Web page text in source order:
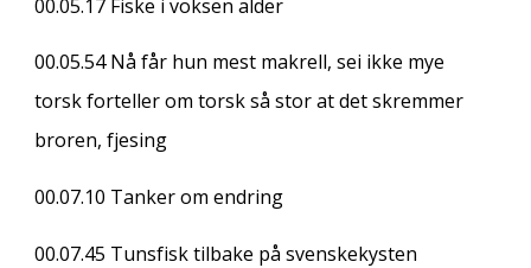
00.05.17 Fiske i voksen alder
00.05.54 Nå får hun mest makrell, sei ikke mye
torsk forteller om torsk så stor at det skremmer
broren, fjesing
00.07.10 Tanker om endring
00.07.45 Tunsfisk tilbake på svenskekysten